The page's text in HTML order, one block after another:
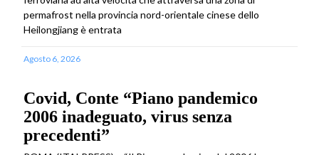
permafrost nella provincia nord-orientale cinese dello
Heilongjiang è entrata
Agosto 6, 2026
Covid, Conte “Piano pandemico
2006 inadeguato, virus senza
precedenti”